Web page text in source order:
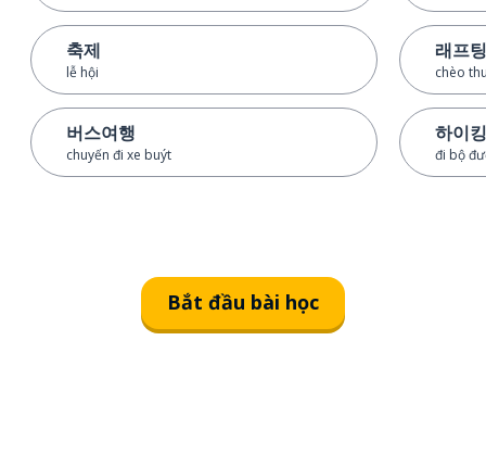
축제
lễ hội
버스여행
chuyến đi xe buýt
래프팅
chèo
하이킹
đi bộ
Bắt đầu bài học